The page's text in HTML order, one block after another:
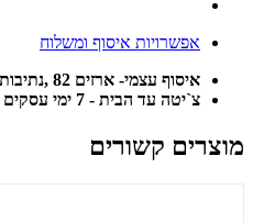
אפשרויות איסוף ומשלוח
איסוף עצמי- ארזים 82 ,נתיבות
צ`יטה עד הבית - 7 ימי עסקים
מוצרים קשורים